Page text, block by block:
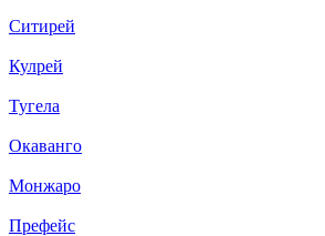
Ситирей
Кулрей
Тугела
Окаванго
Монжаро
Префейс